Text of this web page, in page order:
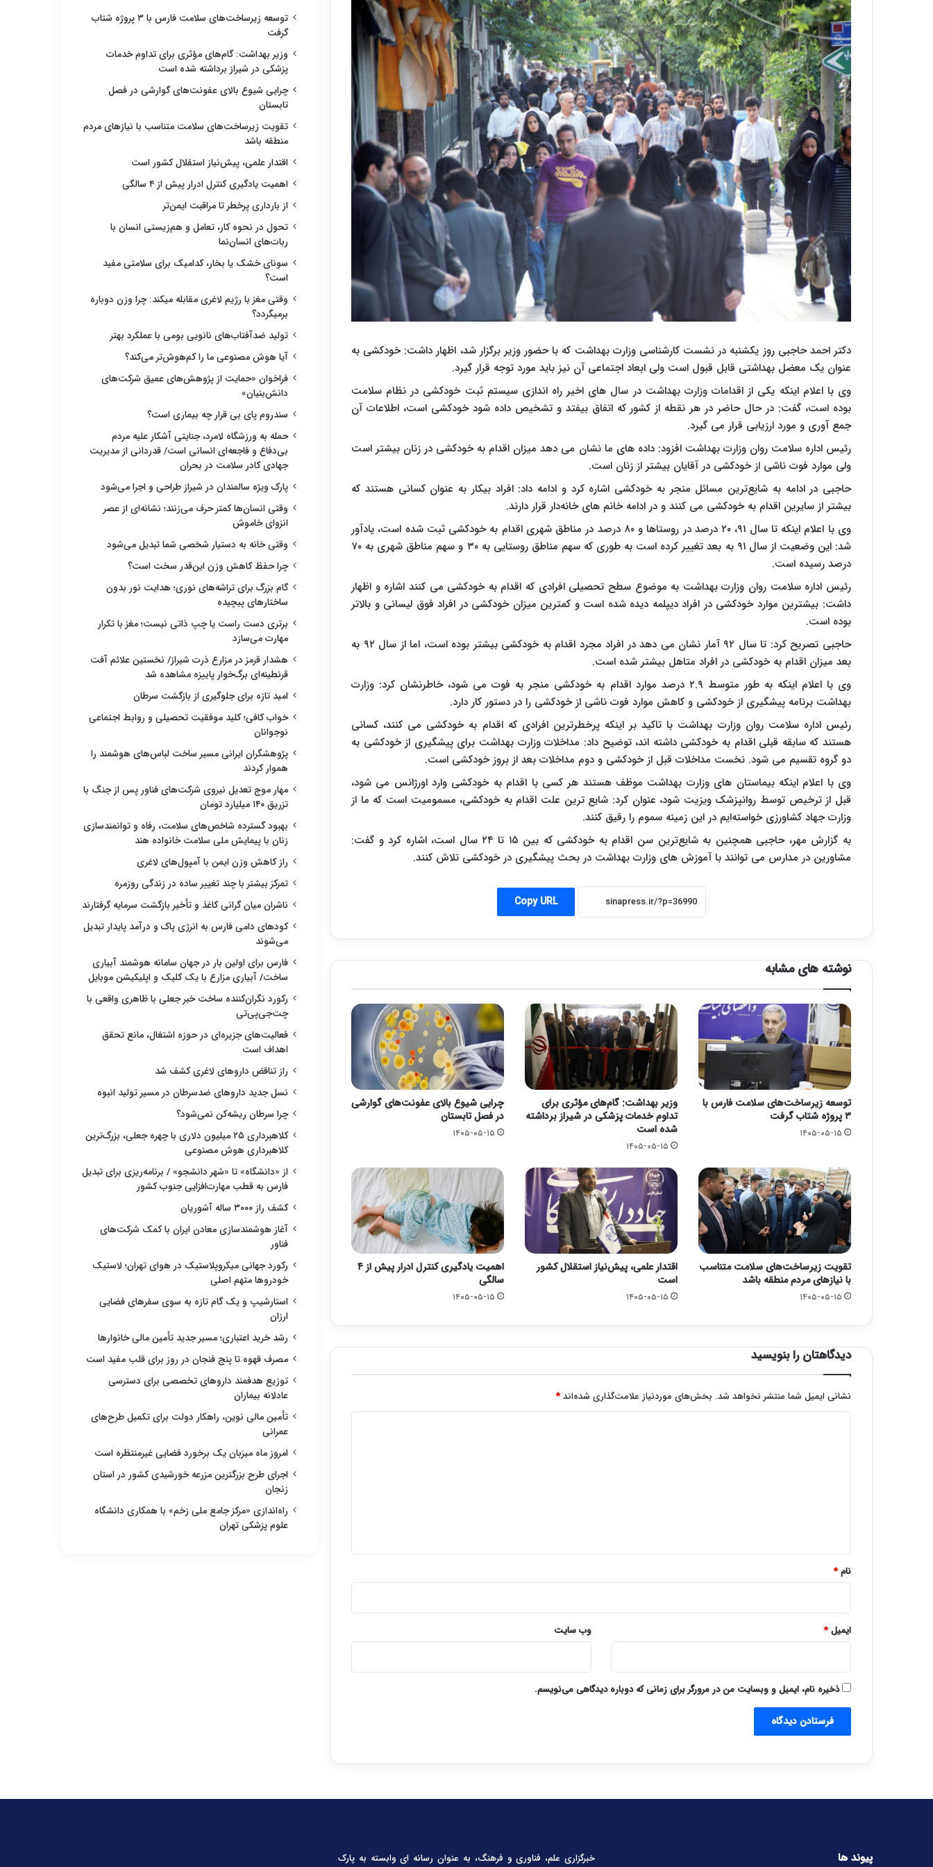
دکتر احمد حاجبی روز یکشنبه در نشست کارشناسی وزارت بهداشت که با حضور وزیر برگزار شد، اظهار داشت: خودکشی به
عنوان یک معضل بهداشتی قابل قبول است ولی ابعاد اجتماعی آن نیز باید مورد توجه قرار گیرد.
وی با اعلام اینکه یکی از اقدامات وزارت بهداشت در سال های اخیر راه اندازی سیستم ثبت خودکشی در نظام سلامت
بوده است، گفت: در حال حاضر در هر نقطه از کشور که اتفاق بیفتد و تشخیص داده شود خودکشی است، اطلاعات آن
جمع آوری و مورد ارزیابی قرار می گیرد.
رئیس اداره سلامت روان وزارت بهداشت افزود: داده های ما نشان می دهد میزان اقدام به خودکشی در زنان بیشتر است
ولی موارد فوت ناشی از خودکشی در آقایان بیشتر از زنان است.
حاجبی در ادامه به شایع‌ترین مسائل منجر به خودکشی اشاره کرد و ادامه داد: افراد بیکار به عنوان کسانی هستند که
بیشتر از سایرین اقدام به خودکشی می کنند و در ادامه خانم های خانه‌دار قرار دارند.
وی با اعلام اینکه تا سال ۹۱، ۲۰ درصد در روستاها و ۸۰ درصد در مناطق شهری اقدام به خودکشی ثبت شده است، یادآور
شد: این وضعیت از سال ۹۱ به بعد تغییر کرده است به طوری که سهم مناطق روستایی به ۳۰ و سهم مناطق شهری به ۷۰
درصد رسیده است.
رئیس اداره سلامت روان وزارت بهداشت به موضوع سطح تحصیلی افرادی که اقدام به خودکشی می کنند اشاره و اظهار
داشت: بیشترین موارد خودکشی در افراد دیپلمه دیده شده است و کمترین میزان خودکشی در افراد فوق لیسانی و بالاتر
بوده است.
حاجبی تصریح کرد: تا سال ۹۲ آمار نشان می دهد در افراد مجرد اقدام به خودکشی بیشتر بوده است، اما از سال ۹۲ به
بعد میزان اقدام به خودکشی در افراد متاهل بیشتر شده است.
وی با اعلام اینکه به طور متوسط ۲.۹ درصد موارد اقدام به خودکشی منجر به فوت می شود، خاطرنشان کرد: وزارت
بهداشت برنامه پیشگیری از خودکشی و کاهش موارد فوت ناشی از خودکشی را در دستور کار دارد.
رئیس اداره سلامت روان وزارت بهداشت با تاکید بر اینکه پرخطرترین افرادی که اقدام به خودکشی می کنند، کسانی
هستند که سابقه قبلی اقدام به خودکشی داشته اند، توضیح داد: مداخلات وزارت بهداشت برای پیشگیری از خودکشی به
دو گروه تقسیم می شود. نخست مداخلات قبل از خودکشی و دوم مداخلات بعد از بروز خودکشی است.
وی با اعلام اینکه بیماستان های وزارت بهداشت موظف هستند هر کسی با اقدام به خودکشی وارد اورژانس می شود،
قبل از ترخیص توسط روانپزشک ویزیت شود، عنوان کرد: شایع ترین علت اقدام به خودکشی، مسمومیت است که ما از
وزارت جهاد کشاورزی خواسته‌ایم در این زمینه سموم را رقیق کنند.
به گزارش مهر، حاجبی همچنین به شایع‌ترین سن اقدام به خودکشی که بین ۱۵ تا ۲۴ سال است، اشاره کرد و گفت:
مشاورین در مدارس می توانند با آموزش های وزارت بهداشت در بحث پیشگیری در خودکشی تلاش کنند.
Copy URL
نوشته های مشابه
توسعه زیرساخت‌های سلامت فارس با
۳ پروژه شتاب گرفت
۱۴۰۵-۰۵-۱۵
وزیر بهداشت: گام‌های مؤثری برای
تداوم خدمات پزشکی در شیراز برداشته
شده است
۱۴۰۵-۰۵-۱۵
چرایی شیوع بالای عفونت‌های گوارشی
در فصل تابستان
۱۴۰۵-۰۵-۱۵
تقویت زیرساخت‌های سلامت متناسب
با نیازهای مردم منطقه باشد
۱۴۰۵-۰۵-۱۵
اقتدار علمی، پیش‌نیاز استقلال کشور
است
۱۴۰۵-۰۵-۱۵
اهمیت یادگیری کنترل ادرار پیش از ۴
سالگی
۱۴۰۵-۰۵-۱۵
دیدگاهتان را بنویسید
نشانی ایمیل شما منتشر نخواهد شد. بخش‌های موردنیاز علامت‌گذاری شده‌اند*
نام*
ایمیل* وب‌ سایت
ذخیره نام، ایمیل و وبسایت من در مرورگر برای زمانی که دوباره دیدگاهی می‌نویسم.
توسعه زیرساخت‌های سلامت فارس با ۳ پروژه شتاب
گرفت
وزیر بهداشت: گام‌های مؤثری برای تداوم خدمات
پزشکی در شیراز برداشته شده است
چرایی شیوع بالای عفونت‌های گوارشی در فصل
تابستان
تقویت زیرساخت‌های سلامت متناسب با نیازهای مردم
منطقه باشد
اقتدار علمی، پیش‌نیاز استقلال کشور است
اهمیت یادگیری کنترل ادرار پیش از ۴ سالگی
از بارداری پرخطر تا مراقبت ایمن‌تر
تحول در نحوه کار، تعامل و هم‌زیستی انسان با
ربات‌های انسان‌نما
سونای خشک یا بخار، کدامیک برای سلامتی مفید
است؟
وقتی مغز با رژیم لاغری مقابله میکند: چرا وزن دوباره
برمیگردد؟
تولید ضدآفتاب‌های نانویی بومی با عملکرد بهتر
آیا هوش مصنوعی ما را کم‌هوش‌تر می‌کند؟
فراخوان «حمایت از پژوهش‌های عمیق شرکت‌های
دانش‌بنیان»
سندروم پای بی قرار چه بیماری است؟
حمله به ورزشگاه لامرد، جنایتی آشکار علیه مردم
بی‌دفاع و فاجعه‌ای انسانی است/ قدردانی از مدیریت
جهادی کادر سلامت در بحران
پارک ویژه سالمندان در شیراز طراحی و اجرا می‌شود
وقتی انسان‌ها کمتر حرف می‌زنند؛ نشانه‌ای از عصر
انزوای خاموش
وقتی خانه به دستیار شخصی شما تبدیل می‌شود
چرا حفظ کاهش وزن این‌قدر سخت است؟
گام بزرگ برای تراشه‌های نوری؛ هدایت نور بدون
ساختارهای پیچیده
برتری دست راست یا چپ ذاتی نیست؛ مغز با تکرار
مهارت می‌سازد
هشدار قرمز در مزارع ذرت شیراز/ نخستین علائم آفت
قرنطینه‌ای برگ‌خوار پاییزه مشاهده شد
امید تازه برای جلوگیری از بازگشت سرطان
خواب کافی؛ کلید موفقیت تحصیلی و روابط اجتماعی
نوجوانان
پژوهشگران ایرانی مسیر ساخت لباس‌های هوشمند را
هموار کردند
مهار موج تعدیل نیروی شرکت‌های فناور پس از جنگ با
تزریق ۱۴۰ میلیارد تومان
بهبود گسترده شاخص‌های سلامت، رفاه و توانمندسازی
زنان با پیمایش ملی سلامت خانواده هند
راز کاهش وزن ایمن با آمپول‌های لاغری
تمرکز بیشتر با چند تغییر ساده در زندگی روزمره
ناشران میان گرانی کاغذ و تأخیر بازگشت سرمایه گرفتارند
کودهای دامی فارس به انرژی پاک و درآمد پایدار تبدیل
می‌شوند
فارس برای اولین بار در جهان سامانه هوشمند آبیاری
ساخت/ آبیاری مزارع با یک کلیک و اپلیکیشن موبایل
رکورد نگران‌کننده ساخت خبر جعلی با ظاهری واقعی با
چت‌جی‌پی‌تی
فعالیت‌های جزیره‌ای در حوزه اشتغال، مانع تحقق
اهداف است
راز تناقض داروهای لاغری کشف شد
نسل جدید داروهای ضدسرطان در مسیر تولید انبوه
چرا سرطان ریشه‌کن نمی‌شود؟
کلاهبرداری ۲۵ میلیون دلاری با چهره جعلی، بزرگ‌ترین
کلاهبرداری هوش مصنوعی
از «دانشگاه» تا «شهر دانشجو» / برنامه‌ریزی برای تبدیل
فارس به قطب مهارت‌افزایی جنوب کشور
کشف راز ۳۰۰۰ ساله آشوریان
آغاز هوشمندسازی معادن ایران با کمک شرکت‌های
فناور
رکورد جهانی میکروپلاستیک در هوای تهران؛ لاستیک
خودروها متهم اصلی
استارشیپ و یک گام تازه به سوی سفرهای فضایی
ارزان
رشد خرید اعتباری؛ مسیر جدید تأمین مالی خانوارها
مصرف قهوه تا پنج فنجان در روز برای قلب مفید است
توزیع هدفمند داروهای تخصصی برای دسترسی
عادلانه بیماران
تأمین مالی نوین، راهکار دولت برای تکمیل طرح‌های
عمرانی
امروز ماه میزبان یک برخورد فضایی غیرمنتظره است
اجرای طرح بزرگترین مزرعه خورشیدی کشور در استان
زنجان
راه‌اندازی «مرکز جامع ملی زخم» با همکاری دانشگاه
علوم پزشکی تهران
پیوند ها
خبرگزاری علم، فناوری و فرهنگ، به عنوان رسانه ای وابسته به پارک